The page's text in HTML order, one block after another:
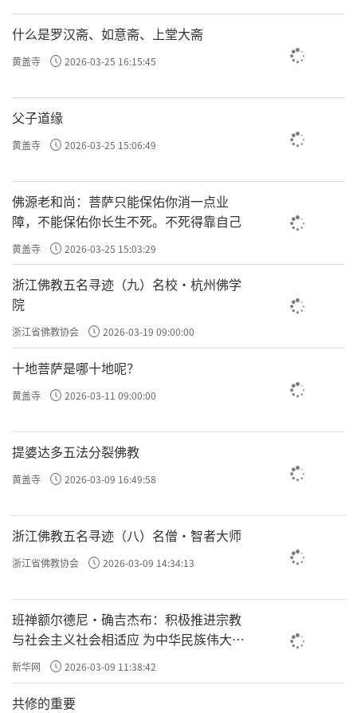
什么是罗汉斋、如意斋、上堂大斋
黄盖寺 2026-03-25 16:15:45
父子道缘
黄盖寺 2026-03-25 15:06:49
佛源老和尚：菩萨只能保佑你消一点业
障，不能保佑你长生不死。不死得靠自己
黄盖寺 2026-03-25 15:03:29
浙江佛教五名寻迹（九）名校·杭州佛学
院
浙江省佛教协会 2026-03-19 09:00:00
十地菩萨是哪十地呢？
黄盖寺 2026-03-11 09:00:00
提婆达多五法分裂佛教
黄盖寺 2026-03-09 16:49:58
浙江佛教五名寻迹（八）名僧·智者大师
浙江省佛教协会 2026-03-09 14:34:13
班禅额尔德尼·确吉杰布：积极推进宗教
与社会主义社会相适应 为中华民族伟大复
兴贡献力量
新华网 2026-03-09 11:38:42
共修的重要